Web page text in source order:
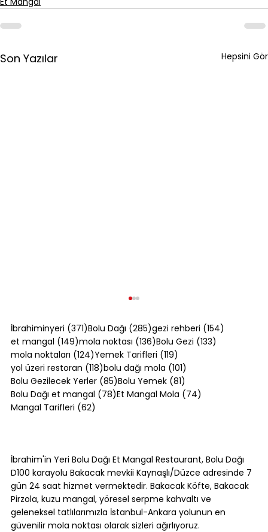
Son Yazılar Hepsini Gör
Tek Yer: Bakacak Mevkii [2026]
İbrahiminyeri (371)371 yazı
Bolu Dağı (285)285 yazı
gezi rehberi (154)
et mangal (149)149 yazı
mola noktası (136)136 yazı
Bolu Gezi (133)
mola noktaları (124)124 yazı
Yemek Tarifleri (119)
yol üzeri restoran (118)118 yazı
bolu dağı mola (101)
Bolu Gezilecek Yerler (85)85 yazı
Bolu Yemek (81)
Bolu Dağı et mangal (78)78 yazı
Et Mangal Mola (74)
Mangal Tarifleri (62)
İbrahim'in Yeri Bolu Dağı Et Mangal Restaurant, Bolu Dağı
D100 karayolu Bakacak mevkii Kaynaşlı/Düzce adresinde 7
gün 24 saat hizmet vermektedir. Bakacak Köfte, Bakacak
Pirzola, kuzu mangal, yöresel serpme kahvaltı ve
geleneksel tatlılarımızla İstanbul-Ankara yolunun en
güvenilir mola noktası olarak sizleri ağırlıyoruz.